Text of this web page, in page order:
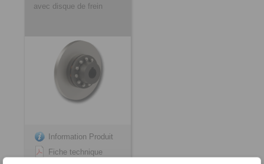
avec disque de frein
Information Produit
Fiche technique